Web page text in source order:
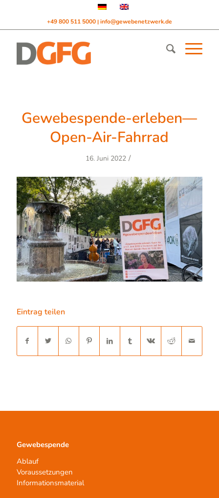
+49 800 511 5000 | info@gewebenetzwerk.de
Gewebespende-erleben—
Open-Air-Fahrrad
16. Juni 2022 /
Eintrag teilen
Gewebespende
Ablauf
Voraussetzungen
Informationsmaterial